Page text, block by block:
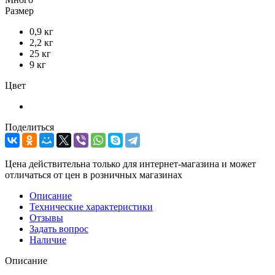
Размер
0,9 кг
2,2 кг
25 кг
9 кг
Цвет
Поделиться
Цена действительна только для интернет-магазина и может
отличаться от цен в розничных магазинах
Описание
Технические характеристики
Отзывы
Задать вопрос
Наличие
Описание